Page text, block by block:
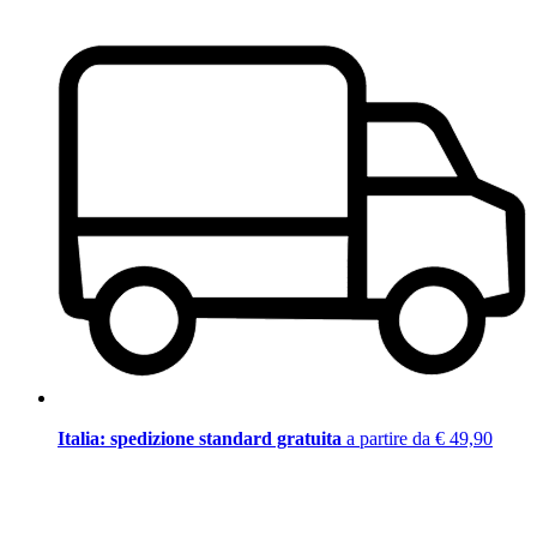
Italia: spedizione standard gratuita a partire da € 49,90